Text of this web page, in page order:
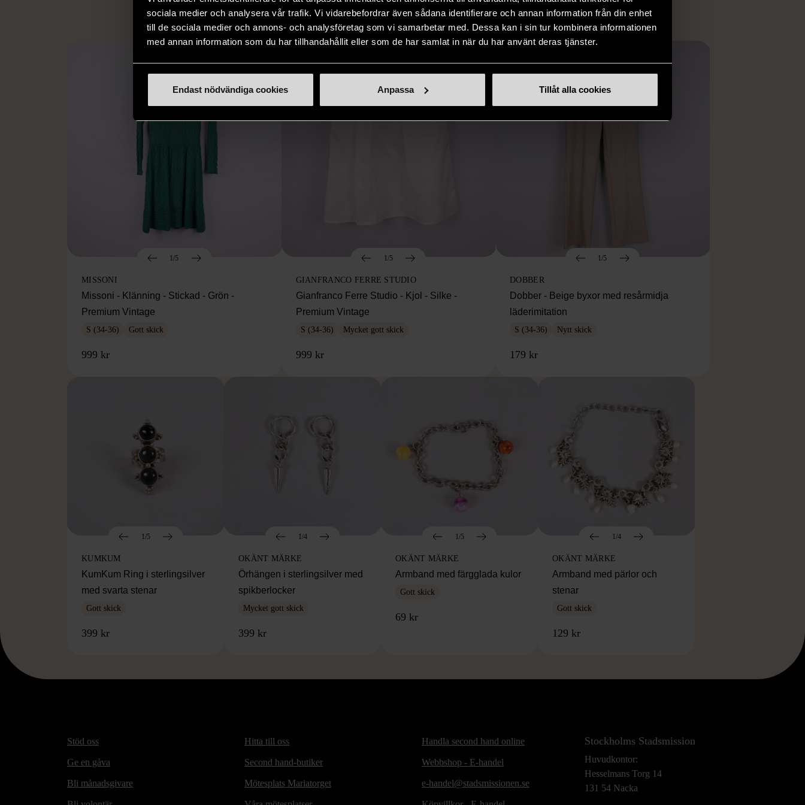
sociala medier och analysera vår trafik. Vi vidarebefordrar även sådana identifierare och annan information från din enhet
till de sociala medier och annons- och analysföretag som vi samarbetar med. Dessa kan i sin tur kombinera informationen
med annan information som du har tillhandahållit eller som de har samlat in när du har använt deras tjänster.
Endast nödvändiga cookies Anpassa Tillåt alla cookies
Hitta produkter som påminner om denna
1/5
MISSONI
Missoni - Klänning - Stickad - Grön -
Premium Vintage
S (34-36) Gott skick
999 kr
1/5
GIANFRANCO FERRE STUDIO
Gianfranco Ferre Studio - Kjol - Silke -
Premium Vintage
S (34-36) Mycket gott skick
999 kr
1/5
DOBBER
Dobber - Beige byxor med resårmidja
läderimitation
S (34-36) Nytt skick
179 kr
1/5
KUMKUM
KumKum Ring i sterlingsilver
med svarta stenar
Gott skick
399 kr
1/4
OKÄNT MÄRKE
Örhängen i sterlingsilver med
spikberlocker
Mycket gott skick
399 kr
1/5
OKÄNT MÄRKE
Armband med färgglada kulor
Gott skick
69 kr
1/4
OKÄNT MÄRKE
Armband med pärlor och
stenar
Gott skick
129 kr
Stöd oss
Ge en gåva
Bli månadsgivare
Hitta till oss
Second hand-butiker
Mötesplats Mariatorget
Handla second hand online
Webbshop - E-handel
e-handel@stadsmissionen.se
Stockholms Stadsmission
Huvudkontor:
Hesselmans Torg 14
131 54 Nacka